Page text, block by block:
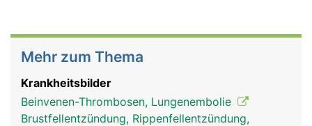
Mehr zum Thema
Krankheitsbilder
Beinvenen-Thrombosen, Lungenembolie
Brustfellentzündung, Rippenfellentzündung,